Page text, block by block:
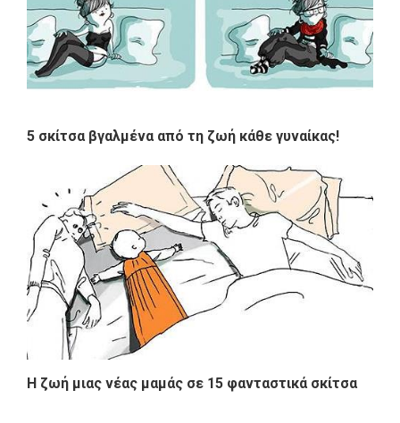
5 σκίτσα βγαλμένα από τη ζωή κάθε γυναίκας!
Η ζωή μιας νέας μαμάς σε 15 φανταστικά σκίτσα